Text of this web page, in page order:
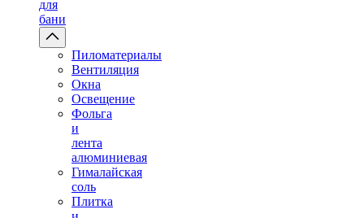
для
бани
Пиломатериалы
Вентиляция
Окна
Освещение
Фольга
и
лента
алюминиевая
Гималайская
соль
Плитка